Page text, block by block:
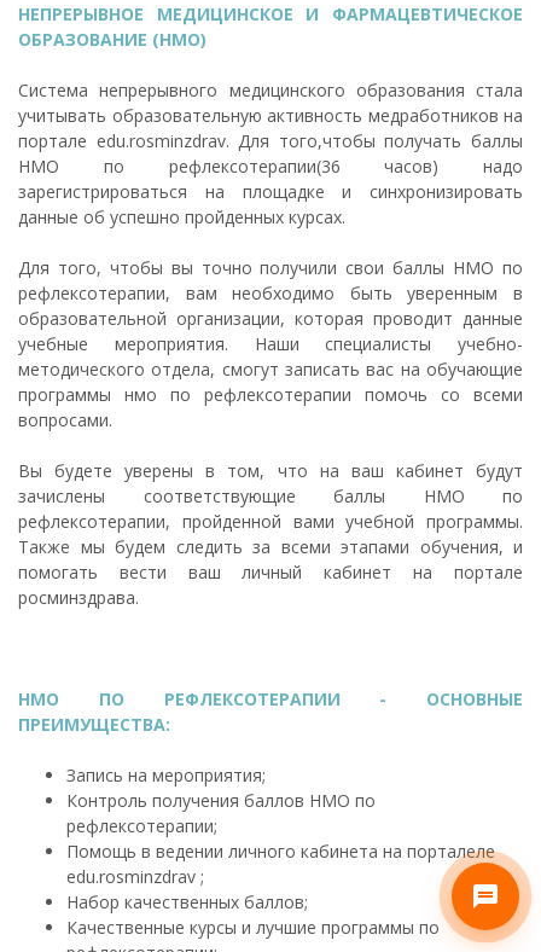
НЕПРЕРЫВНОЕ МЕДИЦИНСКОЕ И ФАРМАЦЕВТИЧЕСКОЕ
ОБРАЗОВАНИЕ (НМО)
Система непрерывного медицинского образования стала
учитывать образовательную активность медработников на
портале edu.rosminzdrav. Для того,чтобы получать баллы
НМО по рефлексотерапии(36 часов) надо
зарегистрироваться на площадке и синхронизировать
данные об успешно пройденных курсах.
Для того, чтобы вы точно получили свои баллы НМО по
рефлексотерапии, вам необходимо быть уверенным в
образовательной организации, которая проводит данные
учебные мероприятия. Наши специалисты учебно-
методического отдела, смогут записать вас на обучающие
программы нмо по рефлексотерапии помочь со всеми
вопросами.
Вы будете уверены в том, что на ваш кабинет будут
зачислены соответствующие баллы НМО по
рефлексотерапии, пройденной вами учебной программы.
Также мы будем следить за всеми этапами обучения, и
помогать вести ваш личный кабинет на портале
росминздрава.
НМО ПО РЕФЛЕКСОТЕРАПИИ - ОСНОВНЫЕ
ПРЕИМУЩЕСТВА:
Запись на мероприятия;
Контроль получения баллов НМО по
рефлексотерапии;
Помощь в ведении личного кабинета на порталеле
edu.rosminzdrav ;
Набор качественных баллов;
Качественные курсы и лучшие программы по